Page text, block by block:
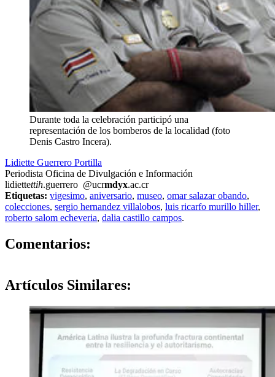
Durante toda la celebración participó una
representación de los bomberos de la localidad (foto
Denis Castro Incera).
Lidiette Guerrero Portilla
Periodista Oficina de Divulgación e Información
lidiettettih.guerrero @ucrmdyx.ac.cr
Etiquetas: vigesimo, aniversario, museo, omar salazar obando,
colecciones, sergio hernandez villalobos, luis ricarfo murillo hiller,
roberto salom echeveria, dalia castillo campos.
Comentarios:
Artículos Similares: